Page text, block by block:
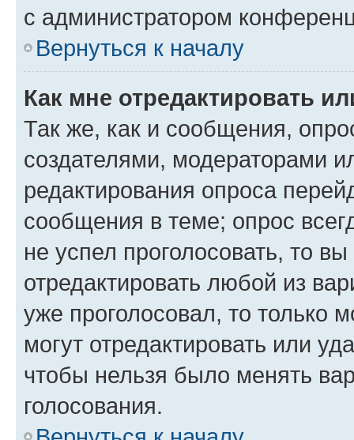
с администратором
Вернуться к началу
Как мне отредактировать
Так же, как и сообщения,
создателями, модераторами
редактирования опроса
сообщения в теме; опрос
не успел проголосовать, то
отредактировать любой из
уже проголосовал, то только
могут отредактировать или
чтобы нельзя было менять
голосования.